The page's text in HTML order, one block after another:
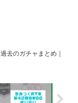
去のガチャまとめ｜